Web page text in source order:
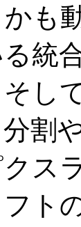
も
統
し
割
ス
ト